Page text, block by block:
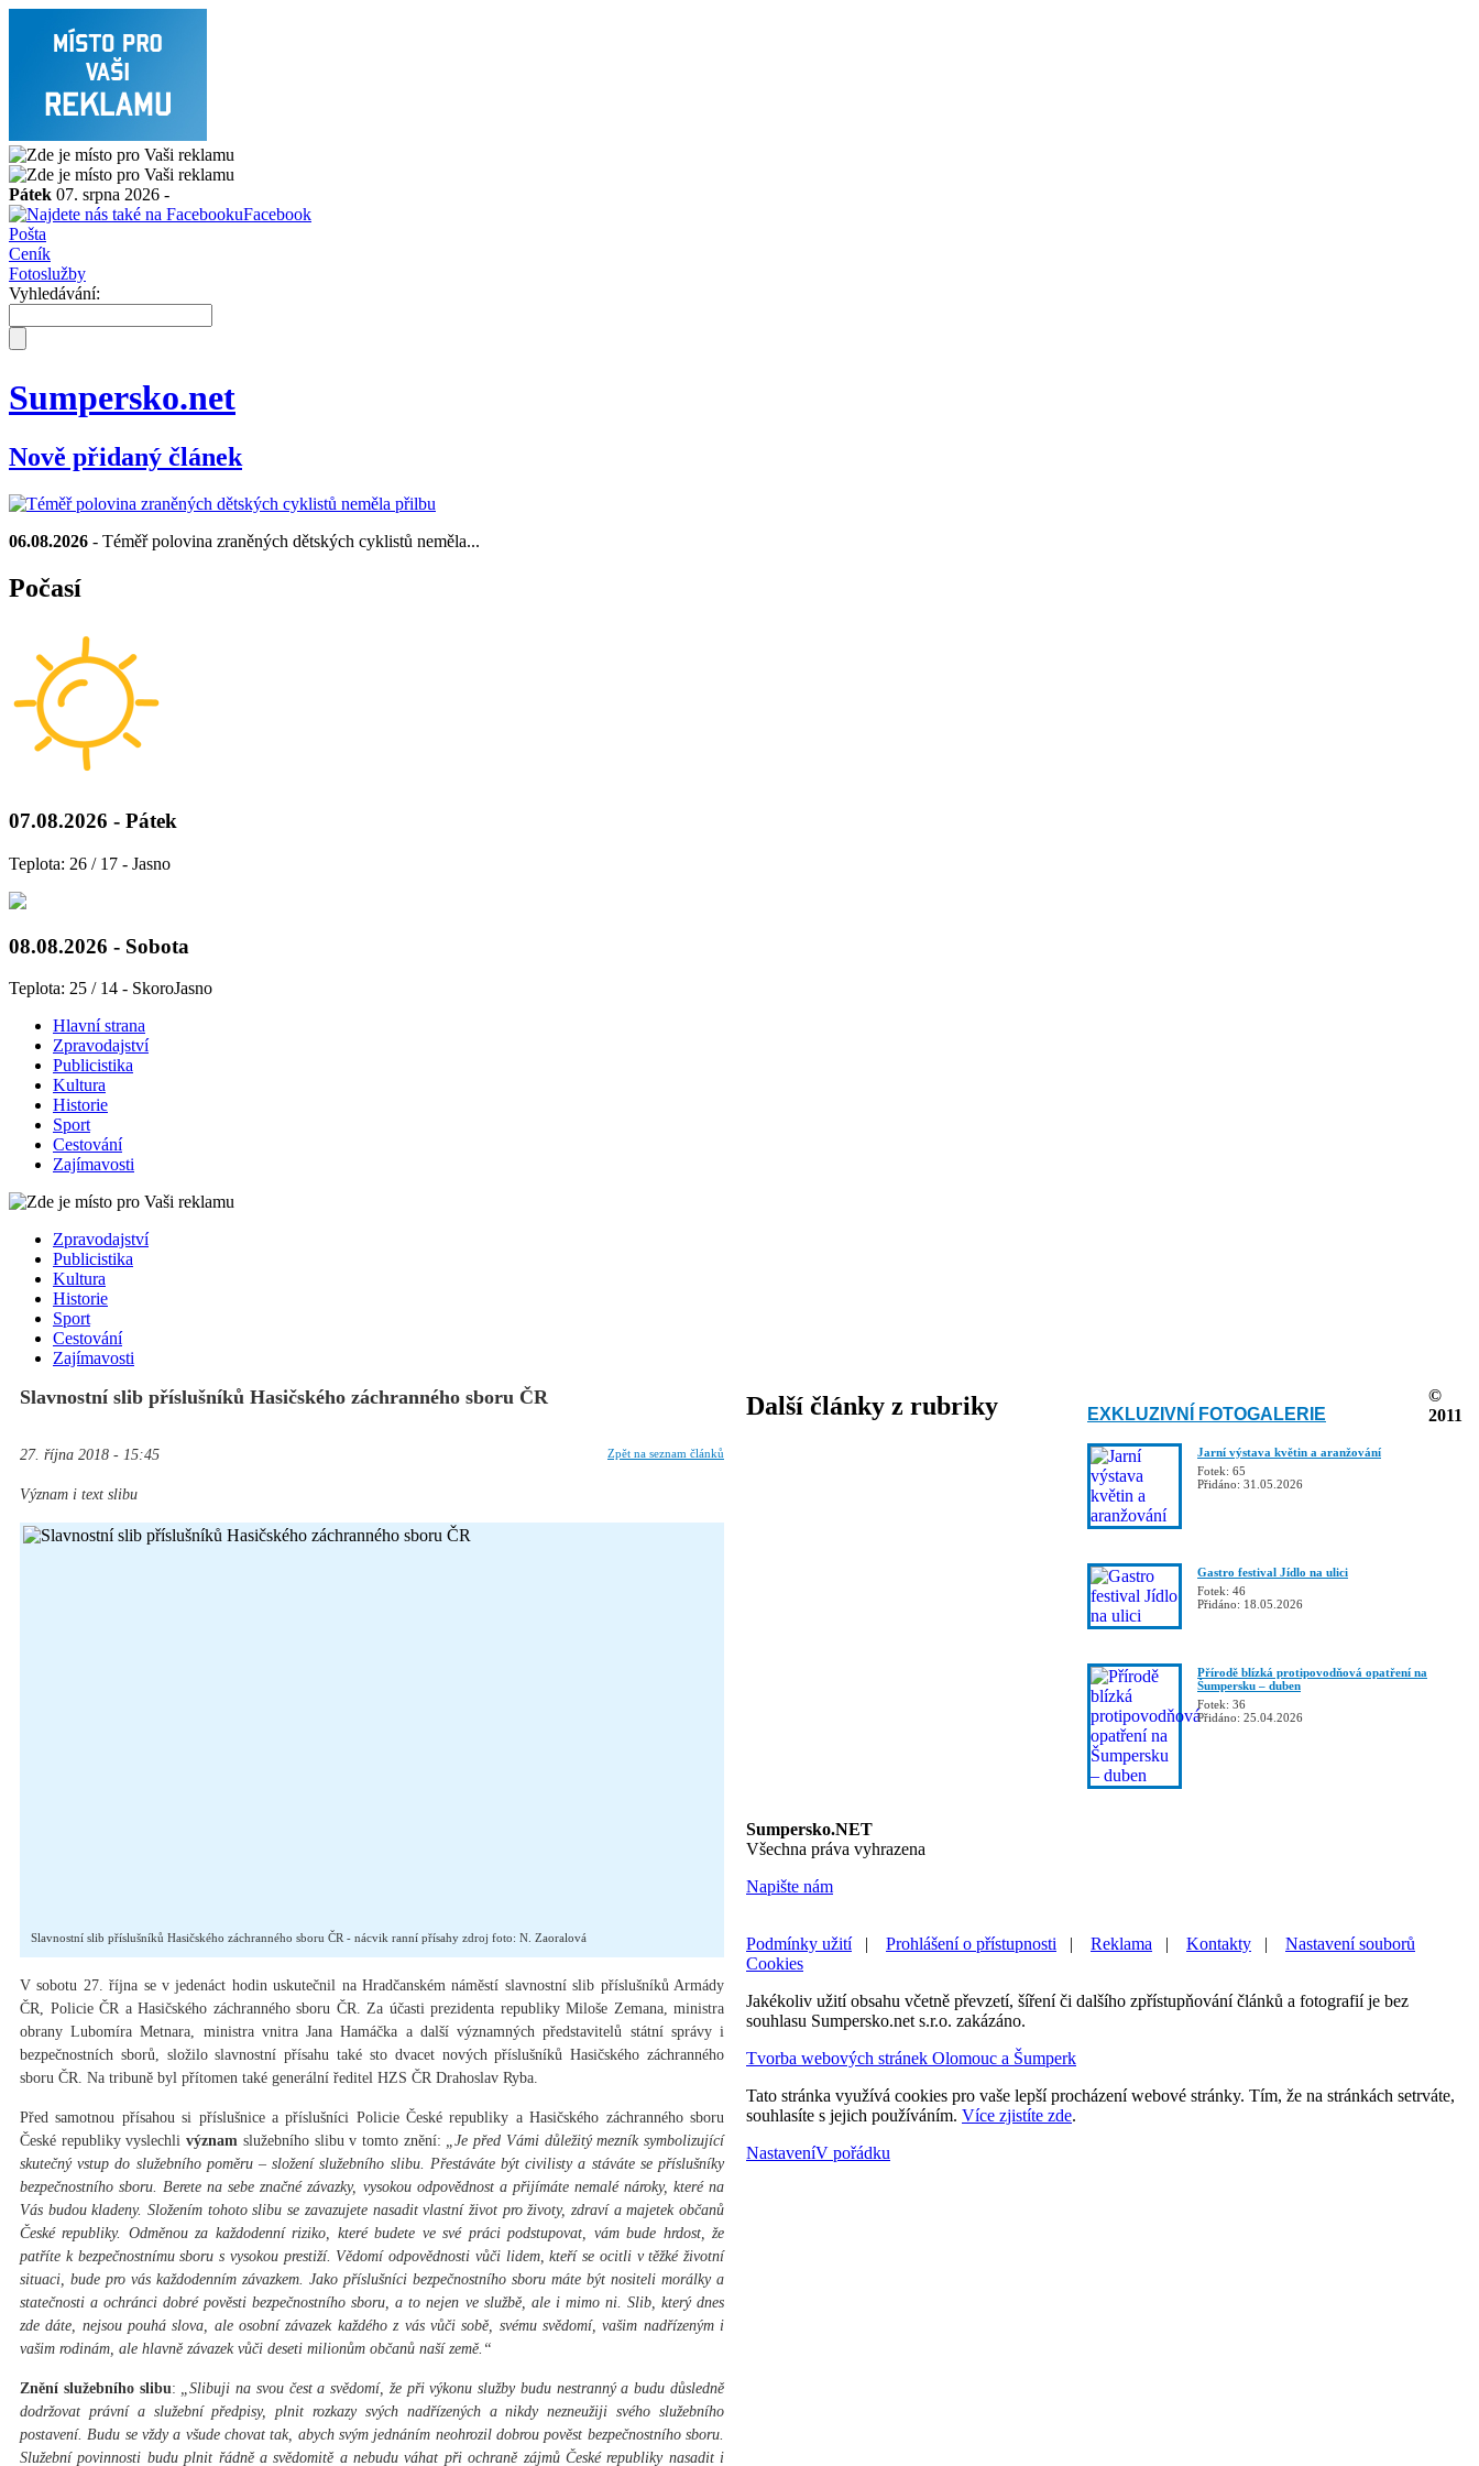
Pátek 07. srpna 2026 -
Facebook
Pošta
Ceník
Fotoslužby
Vyhledávání:
Sumpersko.net
Nově přidaný článek
06.08.2026 - Téměř polovina zraněných dětských cyklistů neměla...
Počasí
07.08.2026 - Pátek
Teplota: 26 / 17 - Jasno
08.08.2026 - Sobota
Teplota: 25 / 14 - SkoroJasno
Hlavní strana
Zpravodajství
Publicistika
Kultura
Historie
Sport
Cestování
Zajímavosti
Zpravodajství
Publicistika
Kultura
Historie
Sport
Cestování
Zajímavosti
Slavnostní slib příslušníků Hasičského záchranného sboru ČR
27. října 2018 - 15:45 Zpět na seznam článků
Význam i text slibu
Slavnostní slib příslušníků Hasičského záchranného sboru ČR - nácvik ranní přísahy zdroj foto: N. Zaoralová
V sobotu 27. října se v jedenáct hodin uskutečnil na Hradčanském náměstí slavnostní slib příslušníků Armády
ČR, Policie ČR a Hasičského záchranného sboru ČR. Za účasti prezidenta republiky Miloše Zemana, ministra
obrany Lubomíra Metnara, ministra vnitra Jana Hamáčka a další významných představitelů státní správy i
bezpečnostních sborů, složilo slavnostní přísahu také sto dvacet nových příslušníků Hasičského záchranného
sboru ČR. Na tribuně byl přítomen také generální ředitel HZS ČR Drahoslav Ryba.
Před samotnou přísahou si příslušnice a příslušníci Policie České republiky a Hasičského záchranného sboru
České republiky vyslechlivýznam služebního slibu v tomto znění: „Je před Vámi důležitý mezník symbolizující
skutečný vstup do služebního poměru – složení služebního slibu. Přestáváte být civilisty a stáváte se příslušníky
bezpečnostního sboru. Berete na sebe značné závazky, vysokou odpovědnost a přijímáte nemalé nároky, které na
Vás budou kladeny. Složením tohoto slibu se zavazujete nasadit vlastní život pro životy, zdraví a majetek občanů
České republiky. Odměnou za každodenní riziko, které budete ve své práci podstupovat, vám bude hrdost, že
patříte k bezpečnostnímu sboru s vysokou prestiží. Vědomí odpovědnosti vůči lidem, kteří se ocitli v těžké životní
situaci, bude pro vás každodenním závazkem. Jako příslušníci bezpečnostního sboru máte být nositeli morálky a
statečnosti a ochránci dobré pověsti bezpečnostního sboru, a to nejen ve službě, ale i mimo ni. Slib, který dnes
zde dáte, nejsou pouhá slova, ale osobní závazek každého z vás vůči sobě, svému svědomí, vašim nadřízeným i
vašim rodinám, ale hlavně závazek vůči deseti milionům občanů naší země.“
Znění služebního slibu: „Slibuji na svou čest a svědomí, že při výkonu služby budu nestranný a budu důsledně
dodržovat právní a služební předpisy, plnit rozkazy svých nadřízených a nikdy nezneužiji svého služebního
postavení. Budu se vždy a všude chovat tak, abych svým jednáním neohrozil dobrou pověst bezpečnostního sboru.
Služební povinnosti budu plnit řádně a svědomitě a nebudu váhat při ochraně zájmů České republiky nasadit i
Další články z rubriky EXKLUZIVNÍ FOTOGALERIE
Jarní výstava květin a aranžování
Fotek: 65
Přidáno: 31.05.2026
Gastro festival Jídlo na ulici
Fotek: 46
Přidáno: 18.05.2026
Přírodě blízká protipovodňová opatření na
Šumpersku – duben
Fotek: 36
Přidáno: 25.04.2026
©
2011
Sumpersko.NET
Všechna práva vyhrazena
Napište nám
Podmínky užití Prohlášení o přístupnosti Reklama Kontakty
Nastavení souborů
Cookies
Jakékoliv užití obsahu včetně převzetí, šíření či dalšího zpřístupňování článků a fotografií je bez
souhlasu Sumpersko.net s.r.o. zakázáno.
Tvorba webových stránek Olomouc a Šumperk
Tato stránka využívá cookies pro vaše lepší procházení webové stránky. Tím, že na stránkách setrváte,
souhlasíte s jejich používáním. Více zjistíte zde.
NastaveníV pořádku